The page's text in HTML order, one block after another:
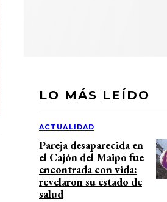
LO MÁS LEÍDO
ACTUALIDAD
Pareja desaparecida en
el Cajón del Maipo fue
encontrada con vida:
revelaron su estado de
salud